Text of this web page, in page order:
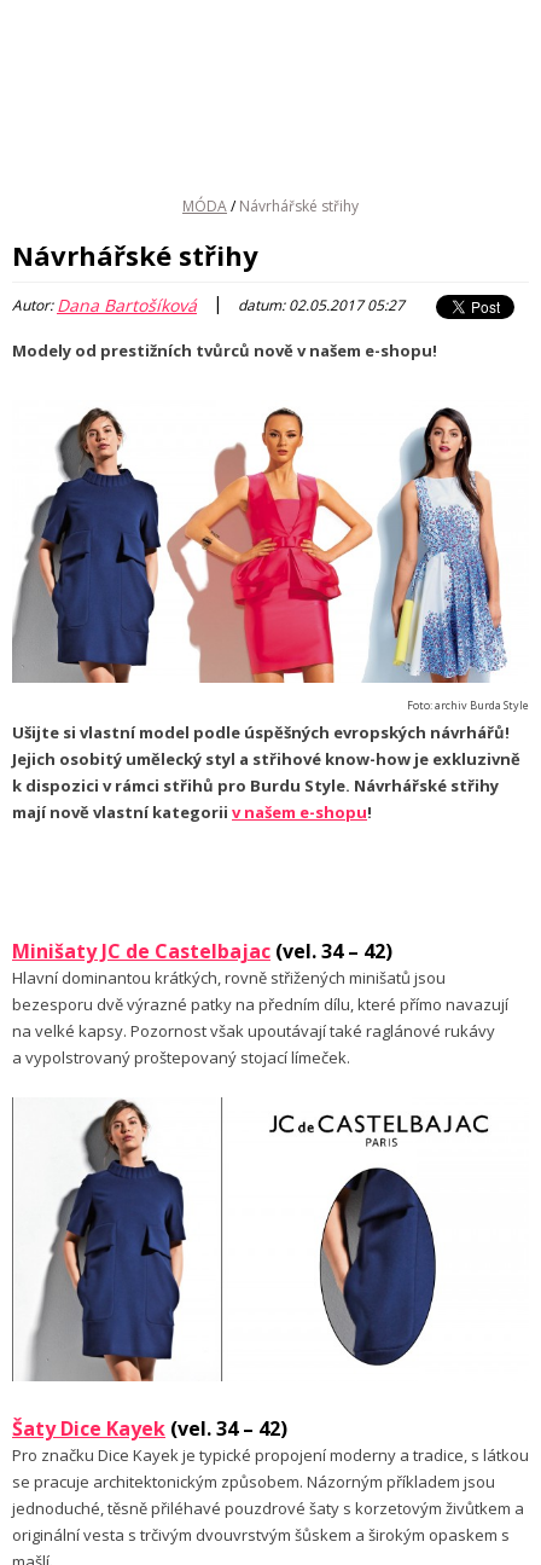
MÓDA/ Návrhářské střihy
Návrhářské střihy
Autor:Dana Bartošíková | datum: 02.05.2017 05:27
Modely od prestižních tvůrců nově v našem e-shopu!
Foto: archiv Burda Style
Ušijte si vlastní model podle úspěšných evropských návrhářů!
Jejich osobitý umělecký styl a střihové know-how je exkluzivně
k dispozici v rámci střihů pro Burdu Style. Návrhářské střihy
mají nově vlastní kategorii v našem e-shopu!
Minišaty JC de Castelbajac (vel. 34 – 42)
Hlavní dominantou krátkých, rovně střižených minišatů jsou
bezesporu dvě výrazné patky na předním dílu, které přímo navazují
na velké kapsy. Pozornost však upoutávají také raglánové rukávy
a vypolstrovaný proštepovaný stojací límeček.
Šaty Dice Kayek (vel. 34 – 42)
Pro značku Dice Kayek je typické propojení moderny a tradice, s látkou
se pracuje architektonickým způsobem. Názorným příkladem jsou
jednoduché, těsně přiléhavé pouzdrové šaty s korzetovým živůtkem a
originální vesta s trčivým dvouvrstvým šůskem a širokým opaskem s